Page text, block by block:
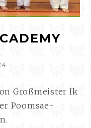
Großmeister Ik
Poomsae-